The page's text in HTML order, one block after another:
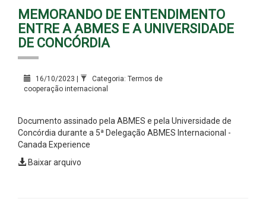
MEMORANDO DE ENTENDIMENTO
ENTRE A ABMES E A UNIVERSIDADE
DE CONCÓRDIA
16/10/2023 |
Categoria: Termos de
cooperação internacional
Documento assinado pela ABMES e pela Universidade de
Concórdia durante a 5ª Delegação ABMES Internacional -
Canada Experience
Baixar arquivo